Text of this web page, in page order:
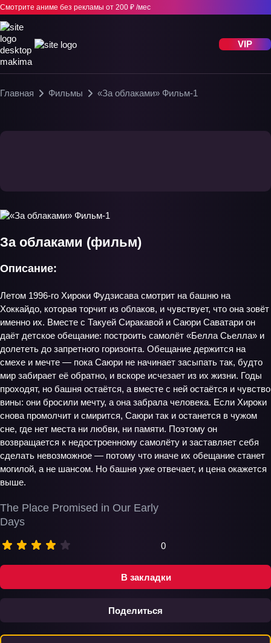
Смотрите аниме без рекламы от 200 ₽ /мес
VIP
Главная Фильмы «За облаками» Фильм-1
В закладки
Поделиться
За облаками (фильм)
The Place Promised in Our Early
Days
0
Описание:
Летом 1996‑го Хироки Фудзисава смотрит на башню на
Хоккайдо, которая торчит из облаков, и чувствует, что она зовёт
именно их. Вместе с Такуей Сиракавой и Саюри Саватари он
даёт детское обещание: построить самолёт «Белла Сьелла» и
долететь до запретного горизонта. Обещание держится на
смехе и мечте — пока Саюри не начинает засыпать так, будто
мир забирает её обратно, и вскоре исчезает из их жизни. Годы
проходят, но башня остаётся, а вместе с ней остаётся и чувство
вины: они бросили мечту, а она забрала человека. Если Хироки
снова промолчит и смирится, Саюри так и останется в чужом
сне, где нет места ни любви, ни памяти. Поэтому он
возвращается к недостроенному самолёту и заставляет себя
сделать невозможное — потому что иначе их обещание станет
могилой, а не шансом. Но башня уже отвечает, и цена окажется
выше.